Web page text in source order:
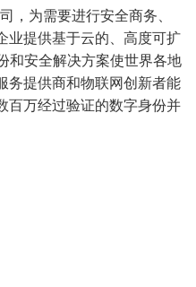
，为需要进行安全商务、
业提供基于云的、高度可扩
和安全解决方案使世界各地
务提供商和物联网创新者能
百万经过验证的数字身份并